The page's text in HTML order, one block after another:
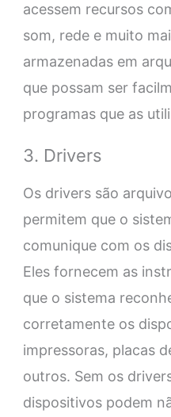
acessem recursos
som, rede e muito
armazenadas em
que possam ser
programas que as
3. Drivers
Os drivers são
permitem que o
comunique com os
Eles fornecem as
que o sistema
corretamente os
impressoras, placas
outros. Sem os
dispositivos podem